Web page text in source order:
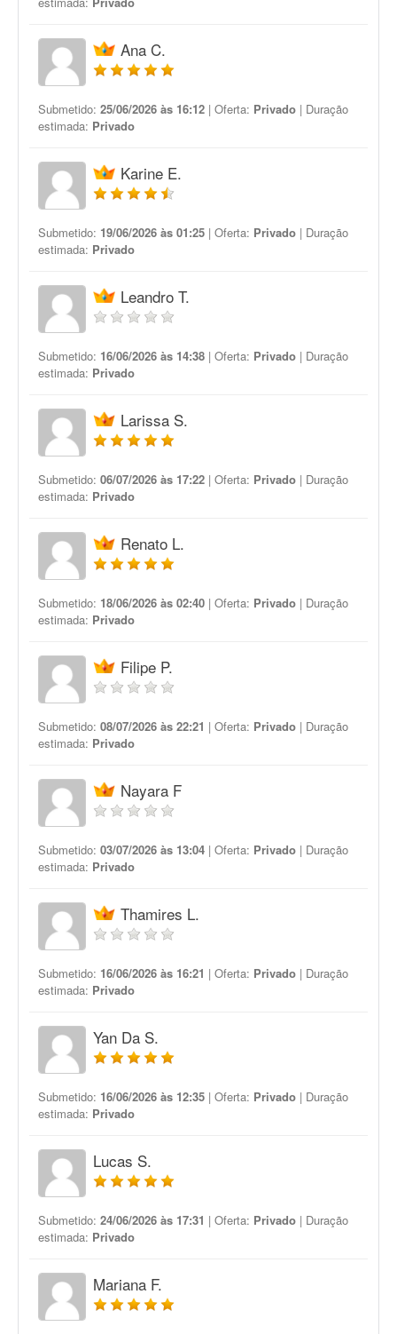
Ana C.
Submetido: 25/06/2026 às 16:12 | Oferta: Privado | Duração
estimada: Privado
Karine E.
Submetido: 19/06/2026 às 01:25 | Oferta: Privado | Duração
estimada: Privado
Leandro T.
Submetido: 16/06/2026 às 14:38 | Oferta: Privado | Duração
estimada: Privado
Larissa S.
Submetido: 06/07/2026 às 17:22 | Oferta: Privado | Duração
estimada: Privado
Renato L.
Submetido: 18/06/2026 às 02:40 | Oferta: Privado | Duração
estimada: Privado
Filipe P.
Submetido: 08/07/2026 às 22:21 | Oferta: Privado | Duração
estimada: Privado
Nayara F
Submetido: 03/07/2026 às 13:04 | Oferta: Privado | Duração
estimada: Privado
Thamires L.
Submetido: 16/06/2026 às 16:21 | Oferta: Privado | Duração
estimada: Privado
Yan Da S.
Submetido: 16/06/2026 às 12:35 | Oferta: Privado | Duração
estimada: Privado
Lucas S.
Submetido: 24/06/2026 às 17:31 | Oferta: Privado | Duração
estimada: Privado
Mariana F.